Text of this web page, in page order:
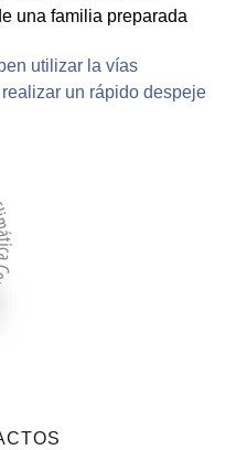
una familia preparada
utilizar la vías
un rápido despeje